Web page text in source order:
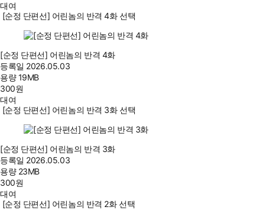
대여
[순정 단편선] 어린놈의 반격 4화 선택
[순정 단편선] 어린놈의 반격 4화
등록일 2026.05.03
용량19MB
300원
대여
[순정 단편선] 어린놈의 반격 3화 선택
[순정 단편선] 어린놈의 반격 3화
등록일 2026.05.03
용량 23MB
300원
대여
[순정 단편선] 어린놈의 반격 2화 선택